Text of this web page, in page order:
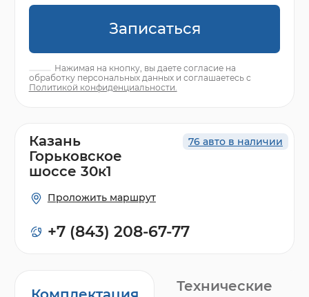
Записаться
Нажимая на кнопку, вы даете согласие на
обработку персональных данных и соглашаетесь с
Политикой конфиденциальности.
Технические
76 авто в наличии
Казань
Горьковское
шоссе 30к1
Проложить маршрут
+7 (843) 208-67-77